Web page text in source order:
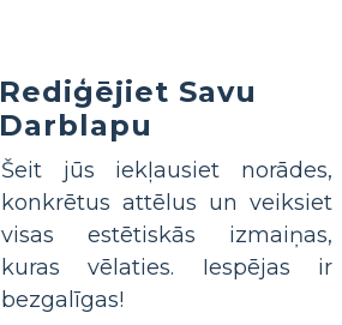
Rediģējiet Savu
Darblapu
Šeit jūs iekļausiet norādes,
konkrētus attēlus un veiksiet
visas estētiskās izmaiņas,
kuras vēlaties. Iespējas ir
bezgalīgas!